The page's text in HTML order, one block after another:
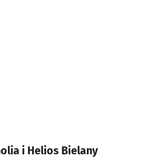
i Helios Bielany